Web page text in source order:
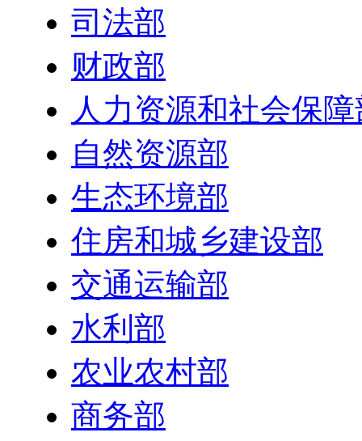
司法部
财政部
人力资源和社会保
自然资源部
生态环境部
住房和城乡建设部
交通运输部
水利部
农业农村部
商务部